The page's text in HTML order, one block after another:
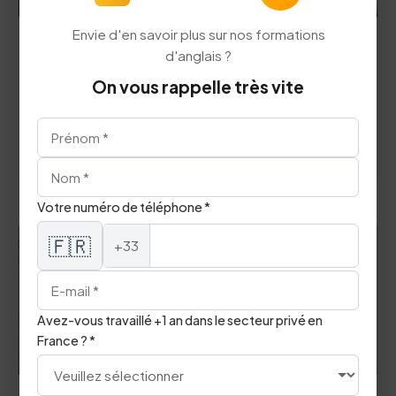
Phrases de Présentation en Anglais
Comment se présenter en anglais.
Lire l'articlearrow_forward
Envie d'en savoir plus sur nos formations
d'anglais ?
On vous rappelle très vite
Votre numéro de téléphone *
🇫🇷 +33
Avez-vous travaillé +1 an dans le secteur privé en
France ? *